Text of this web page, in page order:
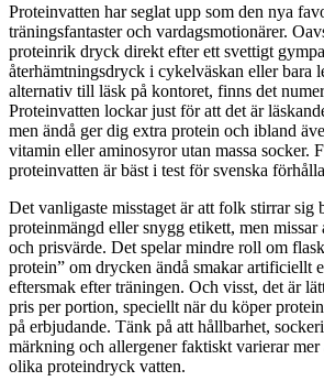
Proteinvatten har seglat upp som den nya
träningsfantaster och vardagsmotionärer.
proteinrik dryck direkt efter ett svettigt
återhämtningsdryck i cykelväskan eller bara
alternativ till läsk på kontoret, finns det
Proteinvatten lockar just för att det är
men ändå ger dig extra protein och ibland
vitamin eller aminosyror utan massa socker.
proteinvatten är bäst i test för svenska
Det vanligaste misstaget är att folk stirrar sig
proteinmängd eller snygg etikett, men
och prisvärde. Det spelar mindre roll om
protein” om drycken ändå smakar artificiellt
eftersmak efter träningen. Och visst, det är
pris per portion, speciellt när du köper
på erbjudande. Tänk på att hållbarhet,
märkning och allergener faktiskt varierar mer
olika proteindryck vatten.